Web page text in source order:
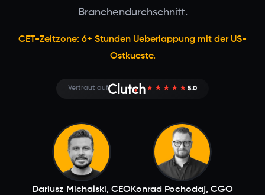
Branchendurchschnitt.
CET-Zeitzone: 6+ Stunden Ueberlappung mit der US-
Ostkueste.
Vertraut auf ★★★★★5.0
Dariusz Michalski, CEOKonrad Pochodaj, CGO